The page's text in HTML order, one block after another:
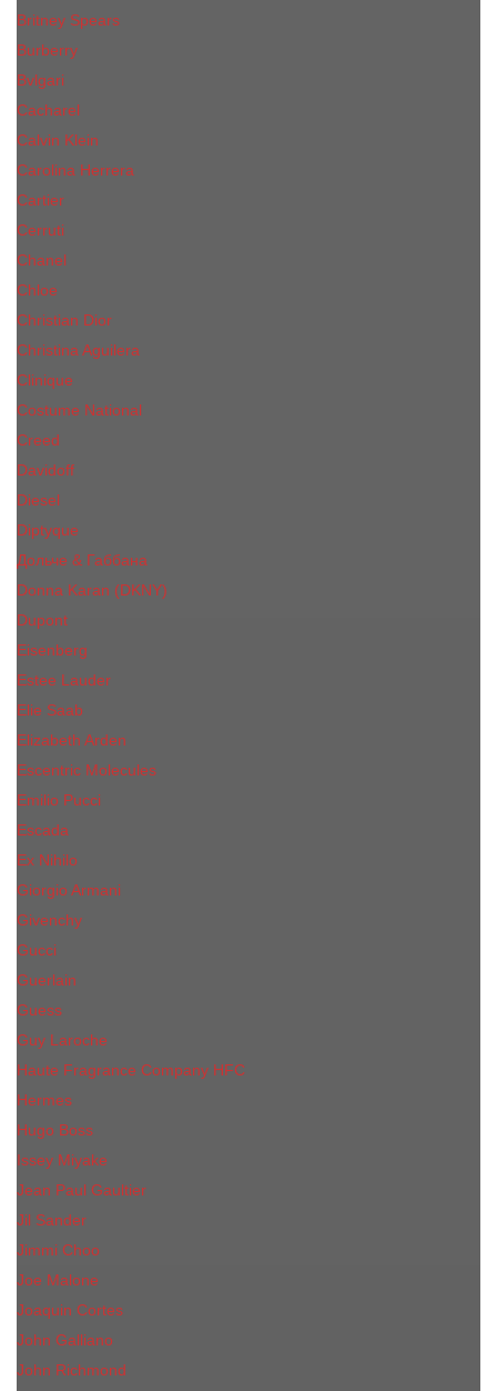
Britney Spears
Burberry
Bvlgari
Cacharel
Calvin Klein
Carolina Herrera
Cartier
Cerruti
Сhanеl
Chloe
Christian Dior
Christina Aguilera
Сliniquе
Costume National
Creed
Davidoff
Diesel
Diptyque
Дольче & Габбана
Donna Karan (DKNY)
Dupont
Eisenberg
Еsteе Lаudеr
Elie Saab
Elizabeth Arden
Escentric Molecules
Emilio Pucci
Escada
Ex Nihilo
Giorgio Armani
Givenchy
Gucci
Guerlain
Guess
Guy Laroche
Haute Fragrance Company HFC
Hermes
Hugo Boss
Issey Miyake
Jean Paul Gaultier
Jil Sander
Jimmi Choo
Jое Malоnе
Joaquin Cortes
John Galliano
John Richmond